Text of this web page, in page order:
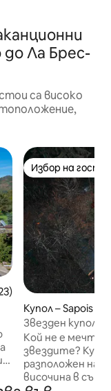
Ла Брес-
са високо
4,96 от 5,
Избор на
Избор на
Купол – Sapois
Звезден купол в
природа в
Кой не е мечтал
звездите?
разположен на
височина в